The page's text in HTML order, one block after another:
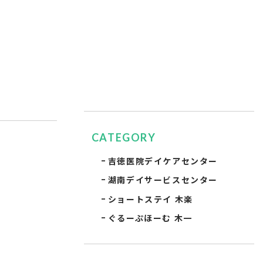
CATEGORY
吉徳医院デイケアセンター
湖南デイサービスセンター
ショートステイ 木楽
ぐるーぷほーむ 木一